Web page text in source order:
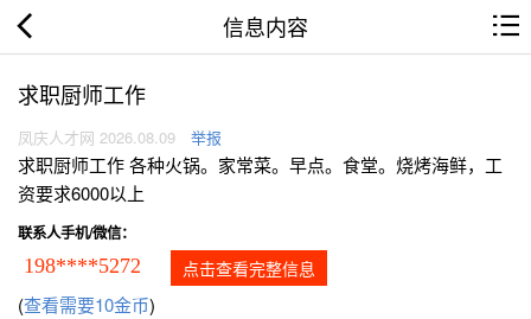
信息内容
求职厨师工作
凤庆人才网 2026.08.09 举报
求职厨师工作 各种火锅。家常菜。早点。食堂。烧烤海鲜，工
资要求6000以上
联系人手机/微信：
198****5272 点击查看完整信息
(查看需要10金币)